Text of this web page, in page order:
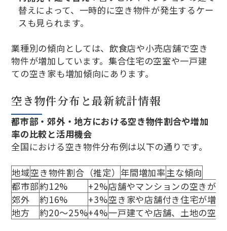
替えによって、一時的に空き物件が発生するケー
スも見られます。
業種別の傾向としては、飲食店や小売店舗で空き
物件が増加しています。集合住宅の空室や一戸建
ての空き家も増加傾向にあります。
空き物件分布と最新統計情報
都市部・郊外・地方における空き物件割合や増加
率の比較と活用機会
全国における空き物件分布例は以下の通りです。
地域空き物件割合（推定） 年間増加率主な傾向
都市部約12% +2%店舗やマンションの空きが
郊外
約16% +3%空き家や店舗付き住宅が増加
地方
約20〜25%+4%一戸建てや店舗、土地の空